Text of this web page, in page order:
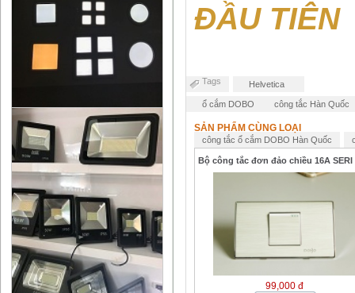
ĐẦU TIÊN
Tags Helvetica
ổ cắm DOBO công tắc Hàn Quốc
công tắc ổ cắm DOBO Hàn Quốc
SẢN PHẨM CÙNG LOẠI
Bộ công tắc đơn đảo chiều 16A SERI
99,000 đ